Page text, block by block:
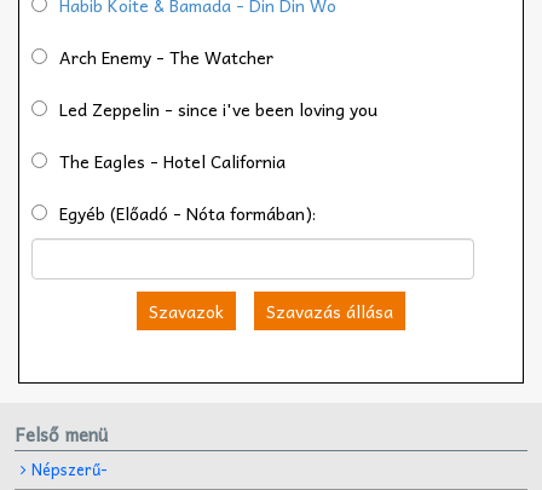
Arch Enemy - The Watcher
Led Zeppelin - since i've been loving you
The Eagles - Hotel California
Egyéb (Előadó - Nóta formában):
Szavazok Szavazás állása
Felső menü
Népszerű-